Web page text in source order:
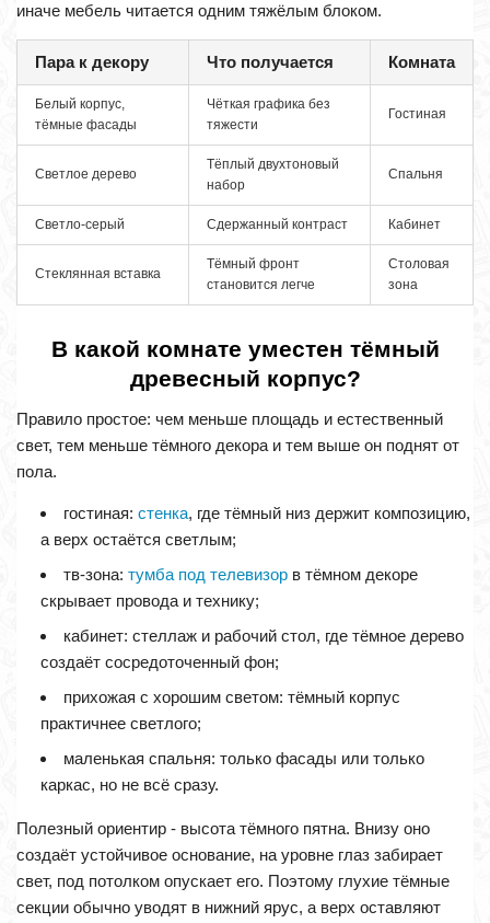
иначе мебель читается одним тяжёлым блоком.
Пара к декору Что получается Комната
Белый корпус,
тёмные фасады
Чёткая графика без
тяжести
Гостиная
Светлое дерево
Тёплый двухтоновый
набор
Спальня
Светло-серый Сдержанный контраст Кабинет
Стеклянная вставка
Тёмный фронт
становится легче
Столовая
зона
В какой комнате уместен тёмный
древесный корпус?
Правило простое: чем меньше площадь и естественный
свет, тем меньше тёмного декора и тем выше он поднят от
пола.
гостиная: стенка, где тёмный низ держит композицию,
а верх остаётся светлым;
тв-зона: тумба под телевизор в тёмном декоре
скрывает провода и технику;
кабинет: стеллаж и рабочий стол, где тёмное дерево
создаёт сосредоточенный фон;
прихожая с хорошим светом: тёмный корпус
практичнее светлого;
маленькая спальня: только фасады или только
каркас, но не всё сразу.
Полезный ориентир - высота тёмного пятна. Внизу оно
создаёт устойчивое основание, на уровне глаз забирает
свет, под потолком опускает его. Поэтому глухие тёмные
секции обычно уводят в нижний ярус, а верх оставляют